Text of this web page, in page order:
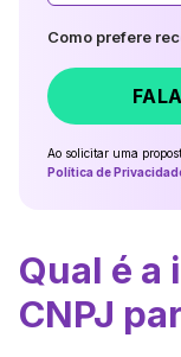
Como prefere
Ao solicitar uma
Política de
Qual é
CNPJ